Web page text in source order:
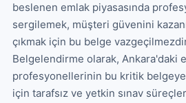
beslenen emlak piyasasında
sergilemek, müşteri güvenini
çıkmak için bu belge
Belgelendirme olarak, Ankara'daki
profesyonellerinin bu kritik
için tarafsız ve yetkin sınav